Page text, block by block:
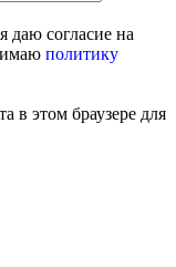
согласие на
политику
в этом браузере для